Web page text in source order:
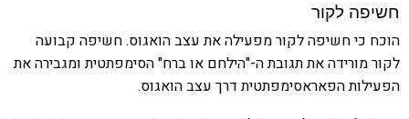
חשיפה לקור
הוכח כי חשיפה לקור מפעילה את עצב הואגוס. חשיפה קבועה
לקור מורידה את תגובת ה-"הילחם או ברח" הסימפתטית ומגבירה את
הפעילות הפאראסימפתטית דרך עצב הואגוס.